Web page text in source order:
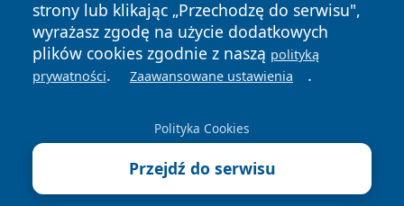
strony lub klikając „Przechodzę do serwisu",
wyrażasz zgodę na użycie dodatkowych
plików cookies zgodnie z naszą polityką
prywatności. Zaawansowane ustawienia .
Polityka Cookies
Przejdź do serwisu
Prywatności
Cookies